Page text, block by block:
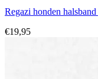
Regazi honden
€19,95